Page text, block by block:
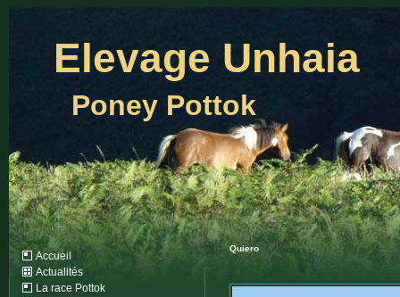
Elevage Unhaia
Poney Pottok
Accueil
Actualités
La race Pottok
Quiero